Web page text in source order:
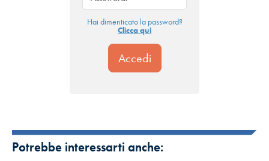
Hai dimenticato la password?
Clicca qui
Potrebbe interessarti anche: